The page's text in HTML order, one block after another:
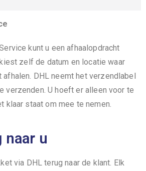
kunt u een afhaalopdracht
zelf de datum en locatie waar
afhalen. DHL neemt het verzendlabel
verzenden. U hoeft er alleen voor te
klaar staat om mee te nemen.
naar u
via DHL terug naar de klant. Elk